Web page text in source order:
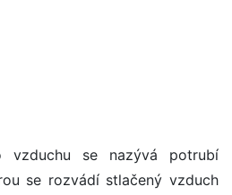
vzduchu se nazývá potrubí
se rozvádí stlačený vzduch